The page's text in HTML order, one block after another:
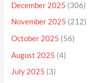
December 2025 (306)
November 2025 (212)
October 2025 (56)
August 2025 (4)
July 2025 (3)